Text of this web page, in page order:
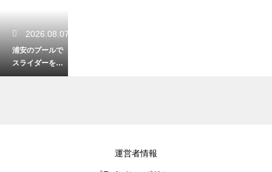
2026.08.07
浦安のプールで
スライダーを楽
しむ！子供が大
運営者情報